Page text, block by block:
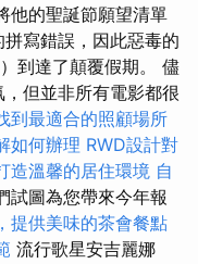
他的聖誕節願望清單
寫錯誤，因此惡毒的
到達了顛覆假期。 儘
但並非所有電影都很
到最適合的照顧場所
如何辦理 RWD設計對
造溫馨的居住環境 自
試圖為您帶來今年報
提供美味的茶會餐點
流行歌星安吉麗娜